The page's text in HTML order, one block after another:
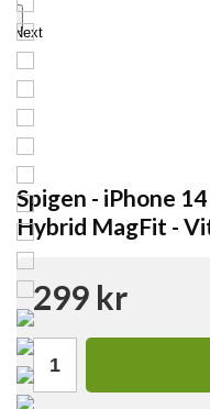
Next
Spigen - iPhone
Hybrid MagFit -
299 kr